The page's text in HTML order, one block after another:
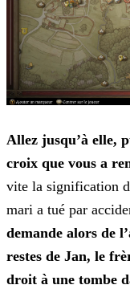
Allez jusqu’à elle,
croix que vous a
vite la signification
mari a tué par
demande alors de
restes de Jan, le
droit à une tombe